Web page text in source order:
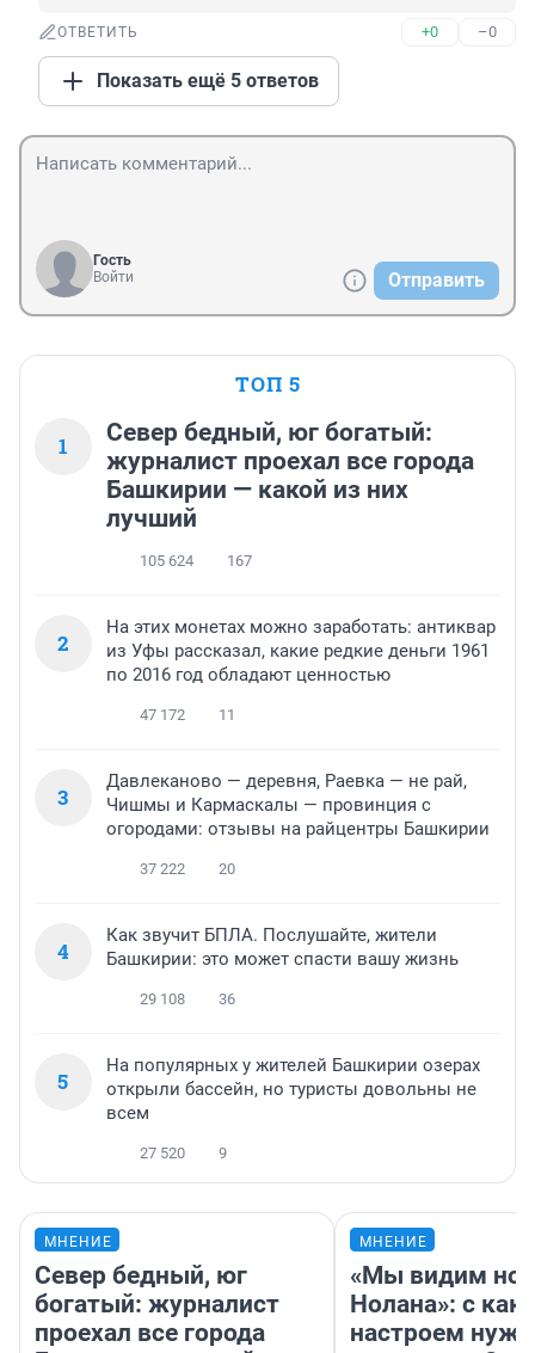
ОТВЕТИТЬ +0 –0
Показать ещё 5 ответов
Гость
Войти
Отправить
ТОП 5
1
Север бедный, юг богатый:
журналист проехал все города
Башкирии — какой из них
лучший
105 624 167
2
На этих монетах можно заработать: антиквар
из Уфы рассказал, какие редкие деньги 1961
по 2016 год обладают ценностью
47 172 11
3
Давлеканово — деревня, Раевка — не рай,
Чишмы и Кармаскалы — провинция с
огородами: отзывы на райцентры Башкирии
37 222 20
4
Как звучит БПЛА. Послушайте, жители
Башкирии: это может спасти вашу жизнь
29 108 36
5
На популярных у жителей Башкирии озерах
открыли бассейн, но туристы довольны не
всем
27 520 9
МНЕНИЕ
Север бедный, юг
богатый: журналист
проехал все города
МНЕНИЕ
«Мы видим
Нолана»: с
настроем